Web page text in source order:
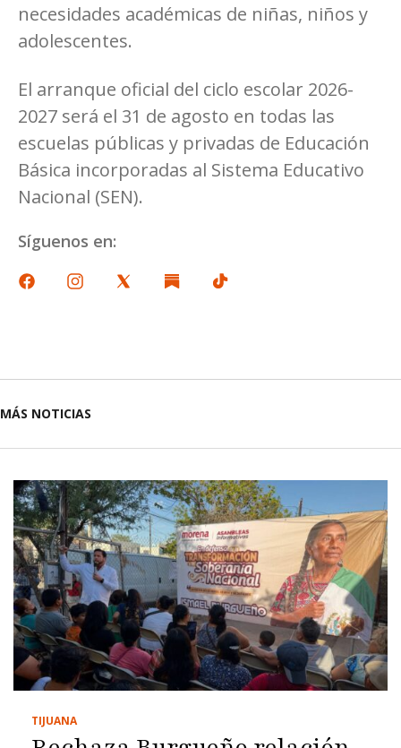
necesidades académicas de niñas, niños y
adolescentes.
El arranque oficial del ciclo escolar 2026-
2027 será el 31 de agosto en todas las
escuelas públicas y privadas de Educación
Básica incorporadas al Sistema Educativo
Nacional (SEN).
Síguenos en:
MÁS NOTICIAS
TIJUANA